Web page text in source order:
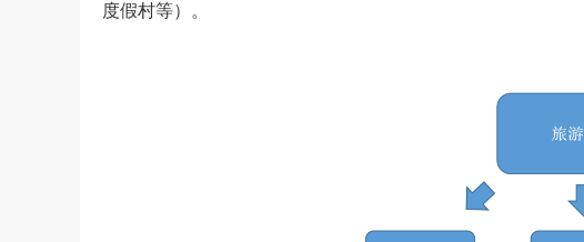
度假村等）。